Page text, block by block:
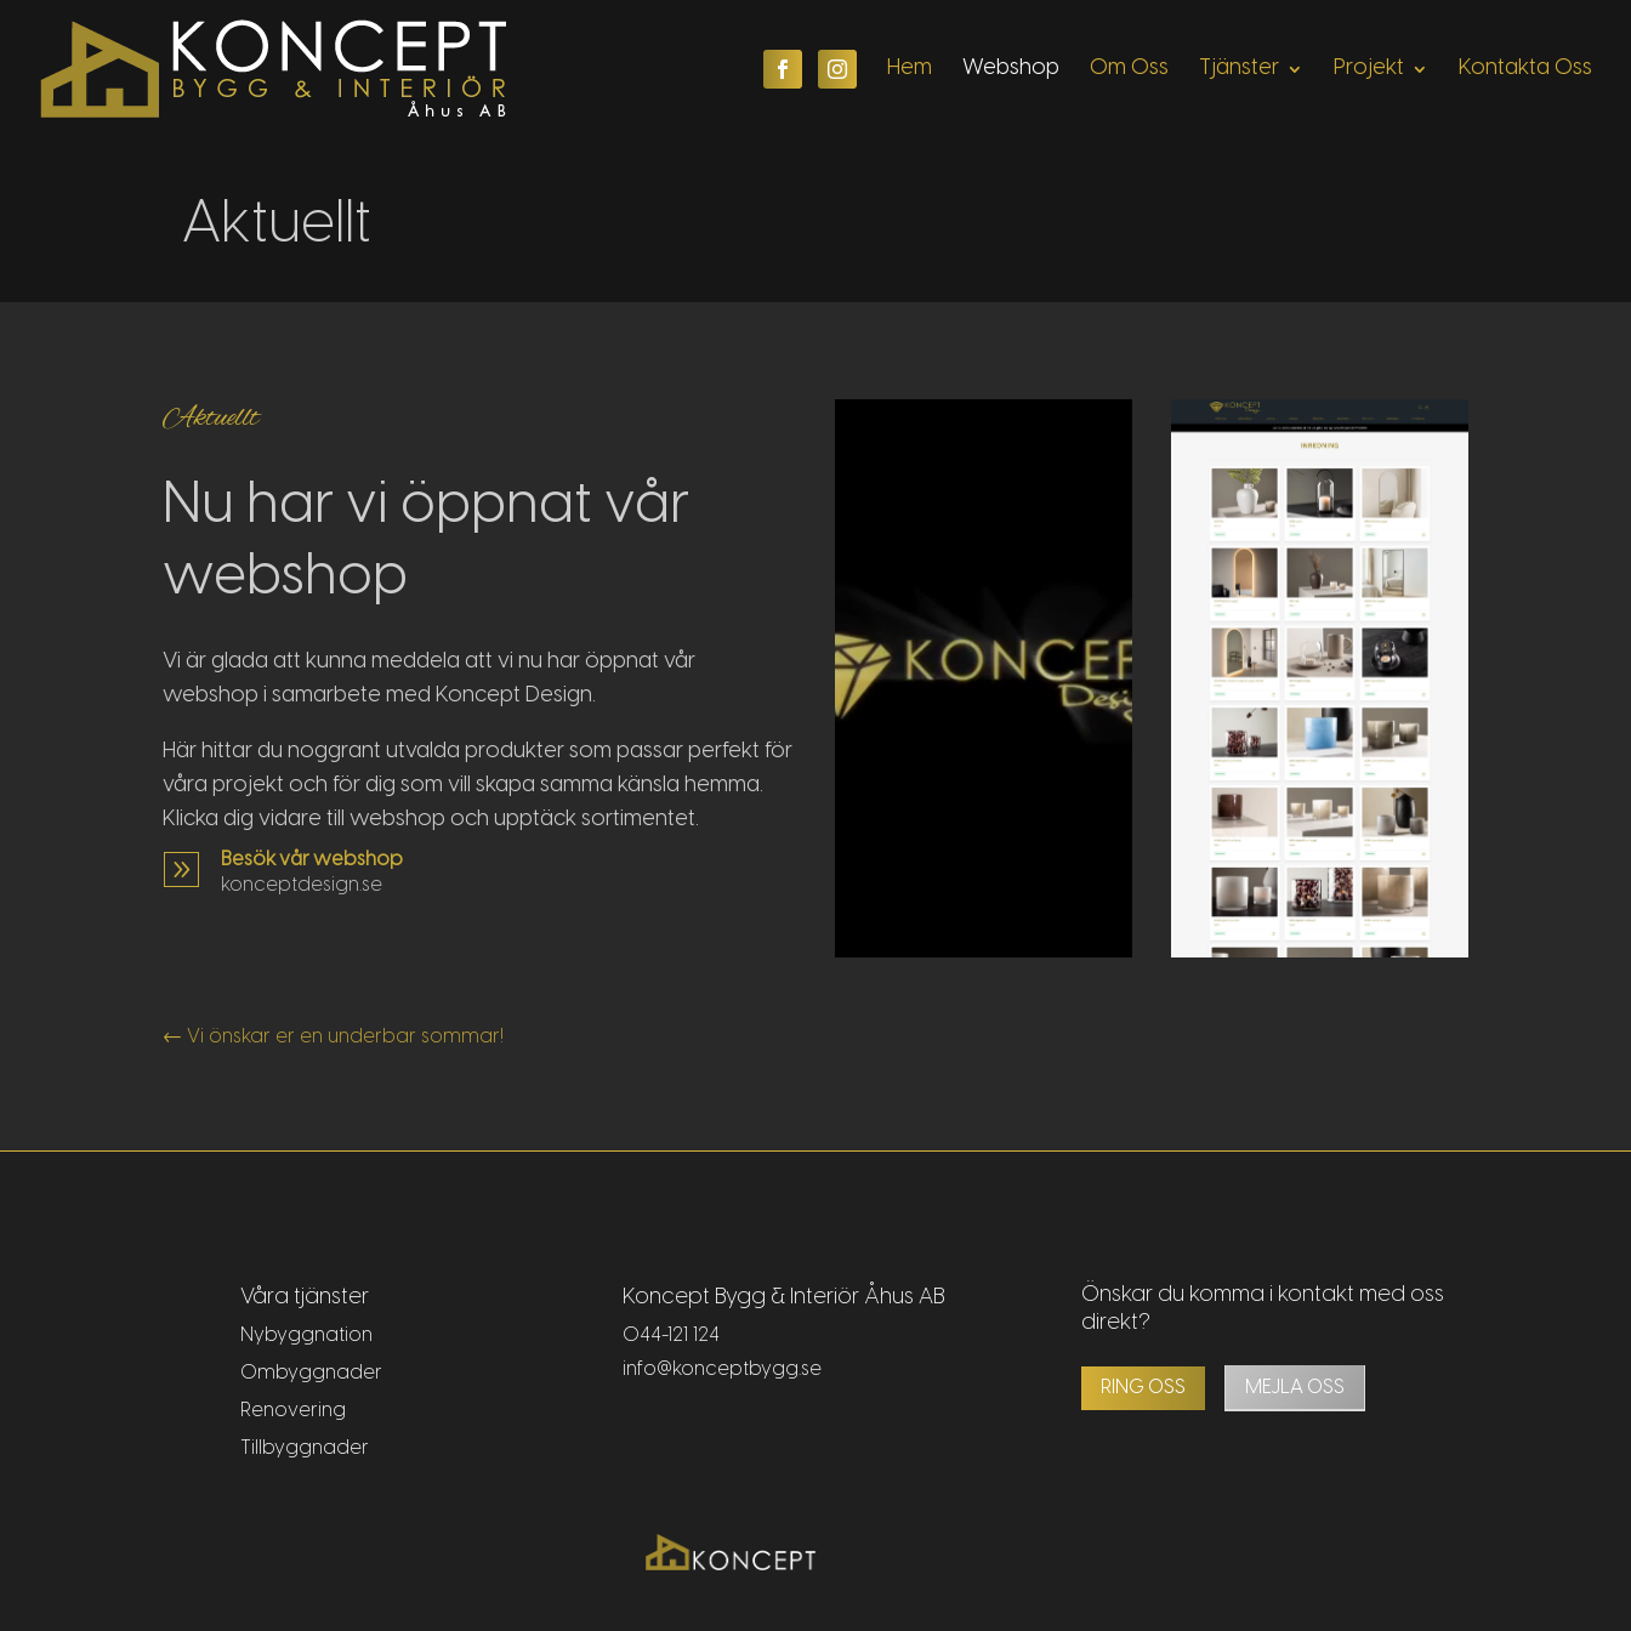
F I Hem Webshop Om Oss Tjänster Projekt Kontakta Oss
Aktuellt
Aktuellt
Nu har vi öppnat vår
webshop
Vi är glada att kunna meddela att vi nu har öppnat vår
webshop i samarbete med Koncept Design.
Här hittar du noggrant utvalda produkter som passar perfekt för
våra projekt och för dig som vill skapa samma känsla hemma.
Klicka dig vidare till webshop och upptäck sortimentet.
9
Besök vår webshop
konceptdesign.se
← Vi önskar er en underbar sommar!
Våra tjänster
Nybyggnation
Ombyggnader
Renovering
Tillbyggnader
Koncept Bygg & Interiör Åhus AB
044-121 124
info@konceptbygg.se
Önskar du komma i kontakt med oss
direkt?
RING OSS MEJLA OSS